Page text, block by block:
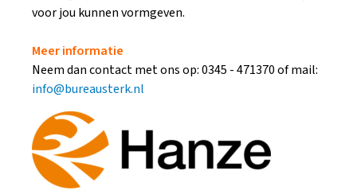
voor jou kunnen vormgeven.
Meer informatie
Neem dan contact met ons op: 0345 - 471370 of mail:
info@bureausterk.nl